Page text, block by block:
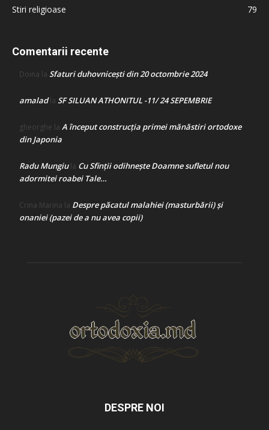
Stiri religioase
79
Comentarii recente
Doina la Sfaturi duhovnicești din 20 octombrie 2024
amaladla SF SILUAN ATHONITUL -11/ 24 SEPEMBRIE
gheorghe la A început construcţia primei mănăstiri ortodoxe
din Japonia
Radu Mungiula Cu Sfinții odihnește Doamne sufletul nou
adormitei roabei Tale…
Crina Marina la Despre păcatul malahiei (masturbării) şi
onaniei (pazei de a nu avea copii)
DESPRE NOI